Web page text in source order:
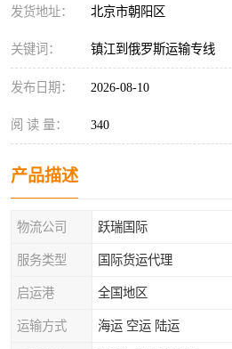
发货地址： 北京市朝阳区
关键词： 镇江到俄罗斯运输专线
发布日期： 2026-08-10
阅 读 量： 340
产品描述
物流公司 跃瑞国际
服务类型 国际货运代理
启运港 全国地区
运输方式 海运 空运 陆运